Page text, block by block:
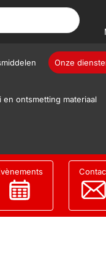
Onze
en ontsmetting materiaal